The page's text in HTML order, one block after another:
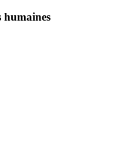
humaines